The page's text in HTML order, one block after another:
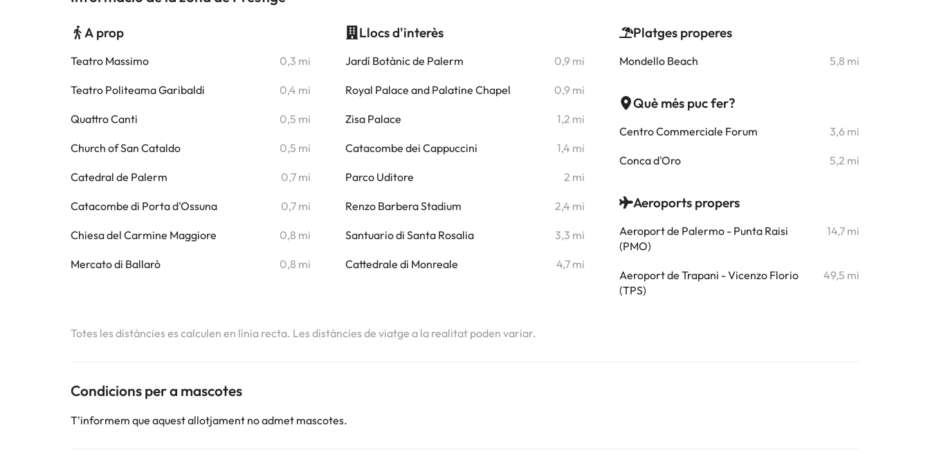
A prop
Teatro Massimo 0,3 mi
Teatro Politeama Garibaldi 0,4 mi
Quattro Canti 0,5 mi
Church of San Cataldo 0,5 mi
Catedral de Palerm 0,7 mi
Catacombe di Porta d'Ossuna 0,7 mi
Chiesa del Carmine Maggiore 0,8 mi
Mercato di Ballarò 0,8 mi
Llocs d'interès
Jardí Botànic de Palerm 0,9 mi
Royal Palace and Palatine Chapel 0,9 mi
Zisa Palace 1,2 mi
Catacombe dei Cappuccini 1,4 mi
Parco Uditore 2 mi
Renzo Barbera Stadium 2,4 mi
Santuario di Santa Rosalia 3,3 mi
Cattedrale di Monreale 4,7 mi
Platges properes
Mondello Beach 5,8 mi
Què més puc fer?
Centro Commerciale Forum 3,6 mi
Conca d'Oro 5,2 mi
Aeroports propers
Aeroport de Palermo - Punta Raisi
(PMO)
14,7 mi
Aeroport de Trapani - Vicenzo Florio
(TPS)
49,5 mi
Totes les distàncies es calculen en línia recta. Les distàncies de viatge a la realitat poden variar.
Condicions per a mascotes
T'informem que aquest allotjament no admet mascotes.